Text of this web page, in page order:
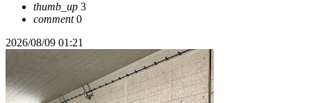
thumb_up 3
comment0
2026/08/09 01:21